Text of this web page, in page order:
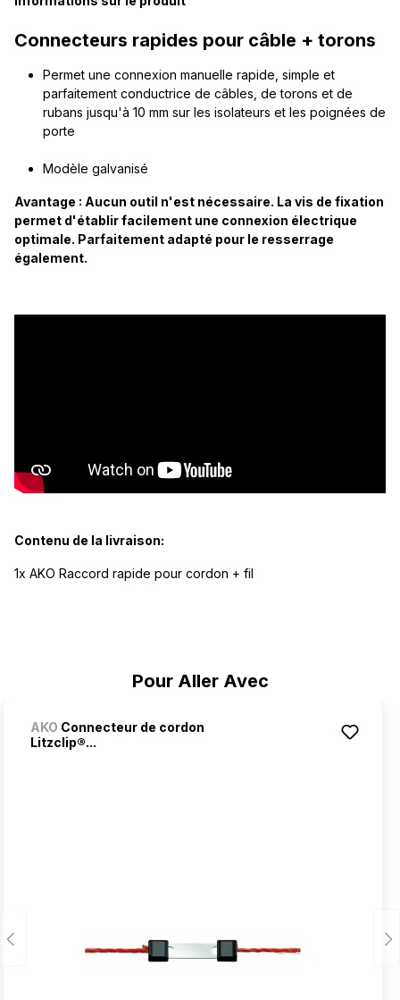
Pour Aller Avec
AKO Connecteur de cordon
Litzclip®...
Connecteurs rapides pour câble + torons
Permet une connexion manuelle rapide, simple et
parfaitement conductrice de câbles, de torons et de
rubans jusqu'à 10 mm sur les isolateurs et les poignées de
porte
Modèle galvanisé
Avantage : Aucun outil n'est nécessaire. La vis de fixation
permet d'établir facilement une connexion électrique
optimale. Parfaitement adapté pour le resserrage
également.
Contenu de la livraison:
1x AKO Raccord rapide pour cordon + fil